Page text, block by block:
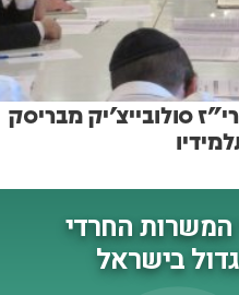
סולובייצ'יק מבריסק